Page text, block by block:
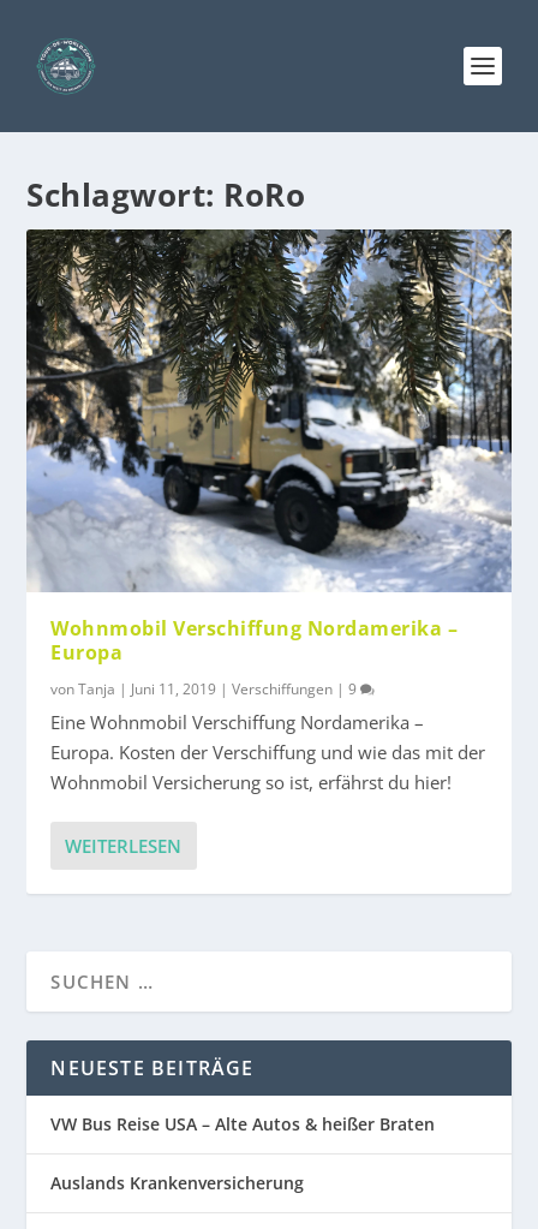
Schlagwort: RoRo
Wohnmobil Verschiffung Nordamerika –
Europa
vonTanja | Juni 11, 2019 |Verschiffungen |9
Eine Wohnmobil Verschiffung Nordamerika –
Europa. Kosten der Verschiffung und wie das mit der
Wohnmobil Versicherung so ist, erfährst du hier!
WEITERLESEN
NEUESTE BEITRÄGE
VW Bus Reise USA – Alte Autos & heißer Braten
Auslands Krankenversicherung